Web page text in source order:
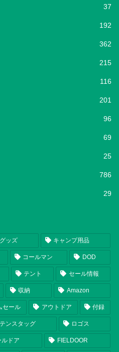
37
192
362
215
116
201
96
69
25
786
29
ッズ キャンプ用品
コールマン DOD
テント セール情報
収納 Amazon
セール アウトドア 付録
ンスタッグ ロゴス
ルドア FIELDOOR